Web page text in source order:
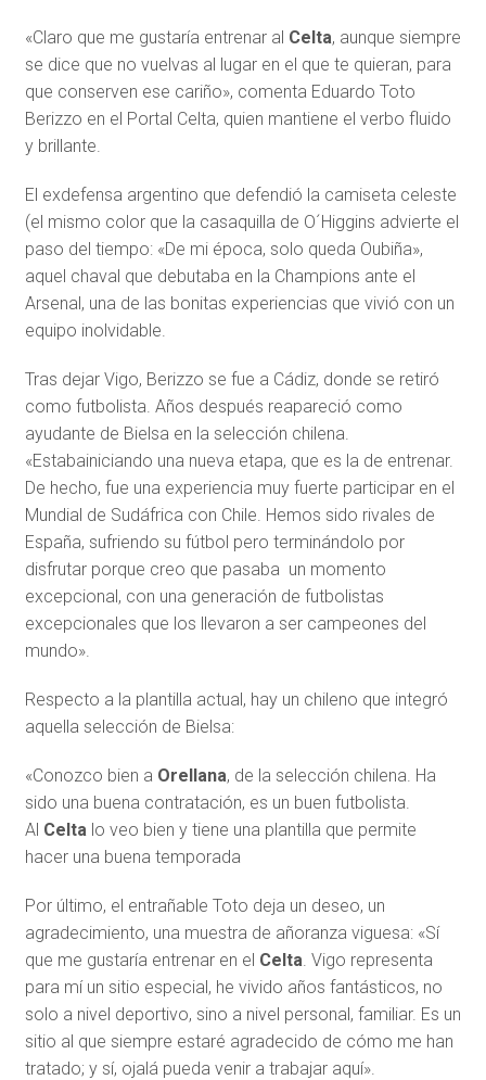
«Claro que me gustaría entrenar al Celta, aunque siempre
se dice que no vuelvas al lugar en el que te quieran, para
que conserven ese cariño», comenta Eduardo Toto
Berizzo en el Portal Celta, quien mantiene el verbo fluido
y brillante.
El exdefensa argentino que defendió la camiseta celeste
(el mismo color que la casaquilla de O´Higgins advierte el
paso del tiempo: «De mi época, solo queda Oubiña»,
aquel chaval que debutaba en la Champions ante el
Arsenal, una de las bonitas experiencias que vivió con un
equipo inolvidable.
Tras dejar Vigo, Berizzo se fue a Cádiz, donde se retiró
como futbolista. Años después reapareció como
ayudante de Bielsa en la selección chilena.
«Estabainiciando una nueva etapa, que es la de entrenar.
De hecho, fue una experiencia muy fuerte participar en el
Mundial de Sudáfrica con Chile. Hemos sido rivales de
España, sufriendo su fútbol pero terminándolo por
disfrutar porque creo que pasaba un momento
excepcional, con una generación de futbolistas
excepcionales que los llevaron a ser campeones del
mundo».
Respecto a la plantilla actual, hay un chileno que integró
aquella selección de Bielsa:
«Conozco bien a Orellana, de la selección chilena. Ha
sido una buena contratación, es un buen futbolista.
Al Celtalo veo bien y tiene una plantilla que permite
hacer una buena temporada
Por último, el entrañable Toto deja un deseo, un
agradecimiento, una muestra de añoranza viguesa: «Sí
que me gustaría entrenar en el Celta. Vigo representa
para mí un sitio especial, he vivido años fantásticos, no
solo a nivel deportivo, sino a nivel personal, familiar. Es un
sitio al que siempre estaré agradecido de cómo me han
tratado; y sí, ojalá pueda venir a trabajar aquí».